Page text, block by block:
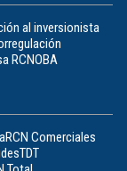
al inversionista
RCNOBA
RCN Comerciales
TDT